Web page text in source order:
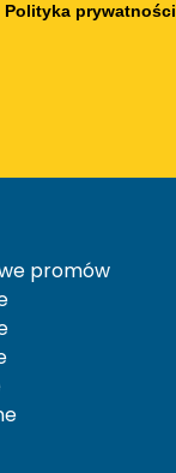
Polityka prywatności
promów